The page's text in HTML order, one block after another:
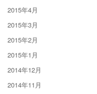
2015年4月
2015年3月
2015年2月
2015年1月
2014年12月
2014年11月